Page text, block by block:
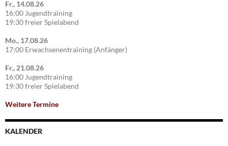
Fr., 14.08.26
16:00 Jugendtraining
19:30 freier Spielabend
Mo., 17.08.26
17:00 Erwachsenentraining (Anfänger)
Fr., 21.08.26
16:00 Jugendtraining
19:30 freier Spielabend
Weitere Termine
KALENDER